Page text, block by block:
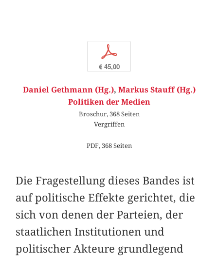
p
€ 45,00
Daniel Gethmann (Hg.), Markus Stauff (Hg.)
Politiken der Medien
Broschur, 368 Seiten
Vergriffen
PDF, 368 Seiten
Die Fragestellung dieses Bandes ist
auf politische Effekte gerichtet, die
sich von denen der Parteien, der
staatlichen Institutionen und
politischer Akteure grundlegend